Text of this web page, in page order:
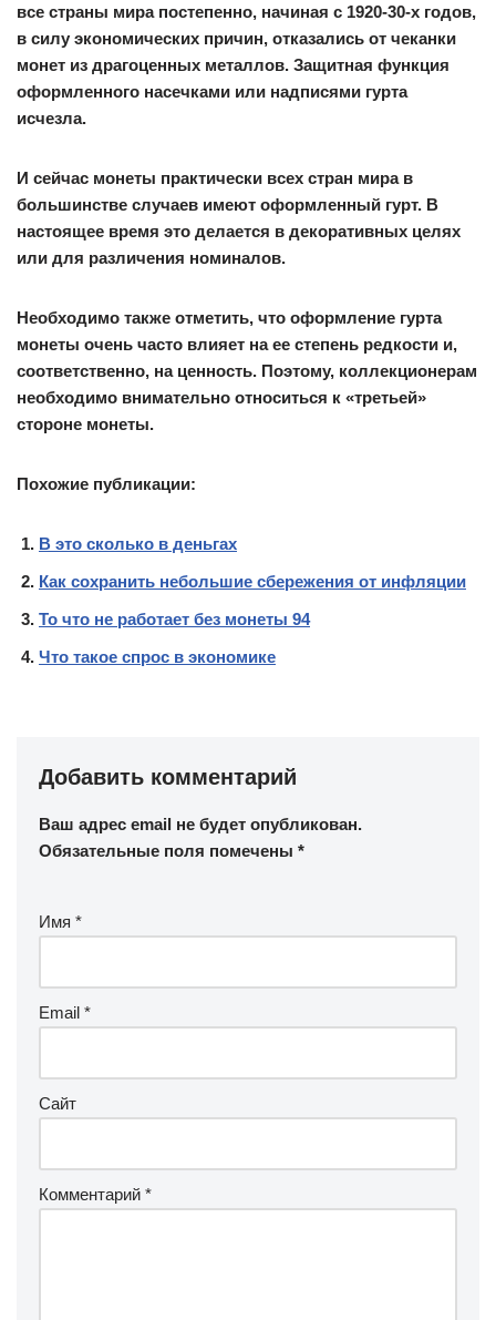
все страны мира постепенно, начиная с 1920-30-х годов,
в силу экономических причин, отказались от чеканки
монет из драгоценных металлов. Защитная функция
оформленного насечками или надписями гурта
исчезла.
И сейчас монеты практически всех стран мира в
большинстве случаев имеют оформленный гурт. В
настоящее время это делается в декоративных целях
или для различения номиналов.
Необходимо также отметить, что оформление гурта
монеты очень часто влияет на ее степень редкости и,
соответственно, на ценность. Поэтому, коллекционерам
необходимо внимательно относиться к «третьей»
стороне монеты.
Похожие публикации:
B это сколько в деньгах
Как сохранить небольшие сбережения от инфляции
То что не работает без монеты 94
Что такое спрос в экономике
Добавить комментарий
Ваш адрес email не будет опубликован.
Обязательные поля помечены *
Имя *
Email *
Сайт
Комментарий *